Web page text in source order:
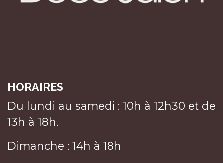
HORAIRES
Du lundi au samedi : 10h à 12h30 et de
13h à 18h.
Dimanche : 14h à 18h